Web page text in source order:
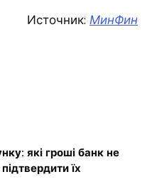
Источник: МинФин
які гроші банк не
їх